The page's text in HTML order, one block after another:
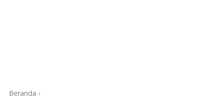
Beranda ›